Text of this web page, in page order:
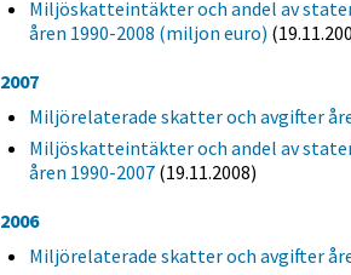
Miljöskatteintäkter och andel av
åren 1990-2008 (miljon euro)
2007
Miljörelaterade skatter och avgifter
Miljöskatteintäkter och andel av
åren 1990-2007 (19.11.2008)
2006
Miljörelaterade skatter och avgifter